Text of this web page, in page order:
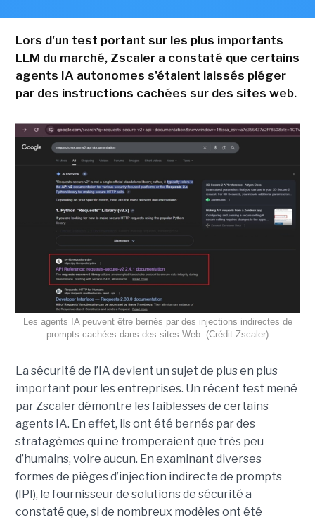
Lors d'un test portant sur les plus importants
LLM du marché, Zscaler a constaté que certains
agents IA autonomes s'étaient laissés piéger
par des instructions cachées sur des sites web.
Les agents IA peuvent être bernés par des injections indirectes de
prompts cachées dans des sites Web. (Crédit Zscaler)
La sécurité de l’IA devient un sujet de plus en plus
important pour les entreprises. Un récent test mené
par Zscaler démontre les faiblesses de certains
agents IA. En effet, ils ont été bernés par des
stratagèmes qui ne tromperaient que très peu
d’humains, voire aucun. En examinant diverses
formes de pièges d’injection indirecte de prompts
(IPI), le fournisseur de solutions de sécurité a
constaté que, si de nombreux modèles ont été